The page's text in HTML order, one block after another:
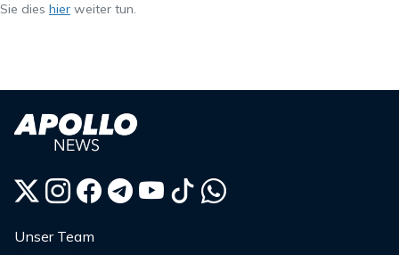
Sie dies hier weiter tun.
Unser Team